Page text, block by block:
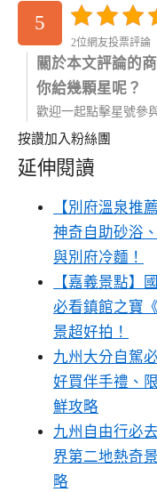
5
2位網友投票評論
關於本文評論的
你給幾顆星呢？
歡迎一起點擊星號參
按讚加入粉絲團
延伸閱讀
【別府溫泉推
神奇自助砂浴
與別府冷麵！
【嘉義景點】
必看鎮館之寶
景超好拍！
九州大分自駕
好買伴手禮、
鮮攻略
九州自由行必
界第二地熱奇
略